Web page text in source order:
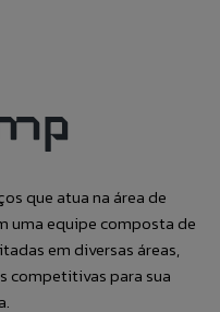
que atua na área de
uma equipe composta de
em diversas áreas,
competitivas para sua